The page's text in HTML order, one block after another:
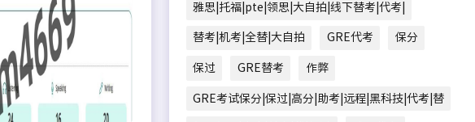
雅思|托福|pte|领思|大自拍|线下替考|代考|
替考|机考|全替|大自拍 GRE代考 保分
保过 GRE替考 作弊
GRE考试保分|保过|高分|助考|远程|黑科技|代考|替